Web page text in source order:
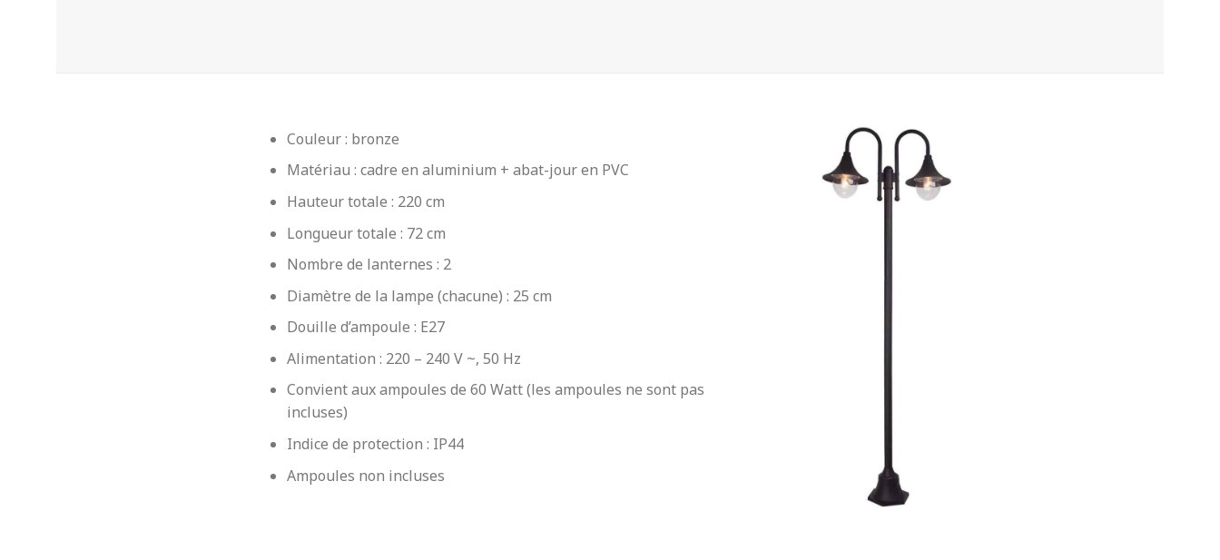
Couleur : bronze
Matériau : cadre en aluminium + abat-jour en PVC
Hauteur totale : 220 cm
Longueur totale : 72 cm
Nombre de lanternes : 2
Diamètre de la lampe (chacune) : 25 cm
Douille d’ampoule : E27
Alimentation : 220 – 240 V ~, 50 Hz
Convient aux ampoules de 60 Watt (les ampoules ne sont pas
incluses)
Indice de protection : IP44
Ampoules non incluses